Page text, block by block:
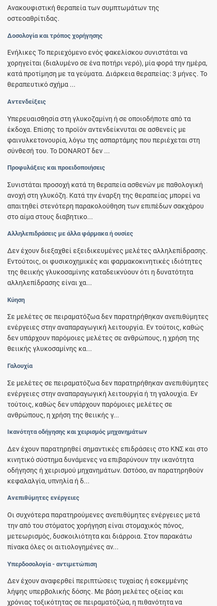
Ανακουφιστική θεραπεία των συμπτωμάτων της
οστεοαθρίτιδας.
Δοσολογία και τρόπος χορήγησης
Ενήλικες Το περιεχόμενο ενός φακελίσκου συνιστάται να
χορηγείται (διαλυμένο σε ένα ποτήρι νερό), μία φορά την ημέρα,
κατά προτίμηση με τα γεύματα. Διάρκεια θεραπείας: 3 μήνες. Το
θεραπευτικό σχήμα ...
Αντενδείξεις
Υπερευαισθησία στη γλυκοζαμίνη ή σε οποιοδήποτε από τα
έκδοχα. Επίσης το προϊόν αντενδείκνυται σε ασθενείς με
φαινυλκετονουρία, λόγω της ασπαρτάμης που περιέχεται στη
σύνθεσή του. Το DONAROT δεν ...
Προφυλάξεις και προειδοποιήσεις
Συνιστάται προσοχή κατά τη θεραπεία ασθενών με παθολογική
ανοχή στη γλυκόζη. Κατά την έναρξη της θεραπείας μπορεί να
απαιτηθεί στενότερη παρακολούθηση των επιπέδων σακχάρου
στο αίμα στους διαβητικο...
Αλληλεπιδράσεις με άλλα φάρμακα ή ουσίες
Δεν έχουν διεξαχθεί εξειδικευμένες μελέτες αλληλεπίδρασης.
Εντούτοις, οι φυσικοχημικές και φαρμακοκινητικές ιδιότητες
της θειικής γλυκοσαμίνης καταδεικνύουν ότι η δυνατότητα
αλληλεπίδρασης είναι χα...
Κύηση
Σε μελέτες σε πειραματόζωα δεν παρατηρήθηκαν ανεπιθύμητες
ενέργειες στην αναπαραγωγική λειτουργία. Εν τούτοις, καθώς
δεν υπάρχουν παρόμοιες μελέτες σε ανθρώπους, η χρήση της
θειικής γλυκοσαμίνης κα...
Γαλουχία
Σε μελέτες σε πειραματόζωα δεν παρατηρήθηκαν ανεπιθύμητες
ενέργειες στην αναπαραγωγική λειτουργία ή τη γαλουχία. Εν
τούτοις, καθώς δεν υπάρχουν παρόμοιες μελέτες σε
ανθρώπους, η χρήση της θειικής γ...
Ικανότητα οδήγησης και χειρισμός μηχανημάτων
Δεν έχουν παρατηρηθεί σημαντικές επιδράσεις στο ΚΝΣ και στο
κινητικό σύστημα δυνάμενες να επιβαρύνουν την ικανότητα
οδήγησης ή χειρισμού μηχανημάτων. Ωστόσο, αν παρατηρηθούν
κεφαλαλγία, υπνηλία ή δ...
Ανεπιθύμητες ενέργειες
Οι συχνότερα παρατηρούμενες ανεπιθύμητες ενέργειες μετά
την από του στόματος χορήγηση είναι στομαχικός πόνος,
μετεωρισμός, δυσκοιλιότητα και διάρροια. Στον παρακάτω
πίνακα όλες οι αιτιολογημένες αν...
Υπερδοσολογία - αντιμετώπιση
Δεν έχουν αναφερθεί περιπτώσεις τυχαίας ή εσκεμμένης
λήψης υπερβολικής δόσης. Με βάση μελέτες οξείας και
χρόνιας τοξικότητας σε πειραματόζώα, η πιθανότητα να